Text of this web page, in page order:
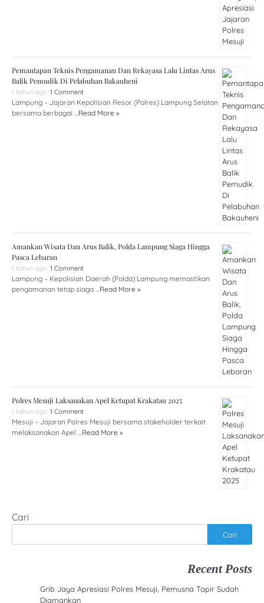
Pemantapan Teknis Pengamanan Dan Rekayasa Lalu Lintas Arus
Balik Pemudik Di Pelabuhan Bakauheni
1 tahun ago 1 Comment
Lampung – Jajaran Kepolisian Resor (Polres) Lampung Selatan
bersama berbagai …Read More »
Amankan Wisata Dan Arus Balik, Polda Lampung Siaga Hingga
Pasca Lebaran
1 tahun ago 1 Comment
Lampung – Kepolisian Daerah (Polda) Lampung memastikan
pengamanan tetap siaga …Read More »
Polres Mesuji Laksanakan Apel Ketupat Krakatau 2025
1 tahun ago 1 Comment
Mesuji – Jajaran Polres Mesuji bersama stakeholder terkait
melaksanakan Apel …Read More »
Cari
Cari
Recent Posts
Grib Jaya Apresiasi Polres Mesuji, Pemusna Tapir Sudah
Diamankan